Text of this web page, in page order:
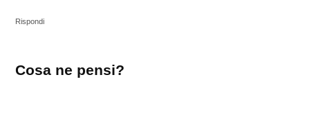
Rispondi
un
Cosa ne pensi?